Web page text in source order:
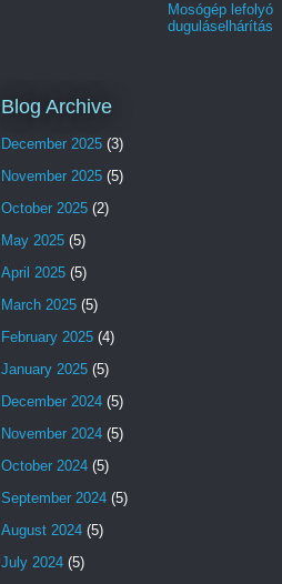
Mosógép lefolyó
duguláselhárítás
Blog Archive
December 2025 (3)
November 2025 (5)
October 2025 (2)
May 2025 (5)
April 2025 (5)
March 2025 (5)
February 2025 (4)
January 2025 (5)
December 2024 (5)
November 2024 (5)
October 2024 (5)
September 2024 (5)
August 2024 (5)
July 2024 (5)